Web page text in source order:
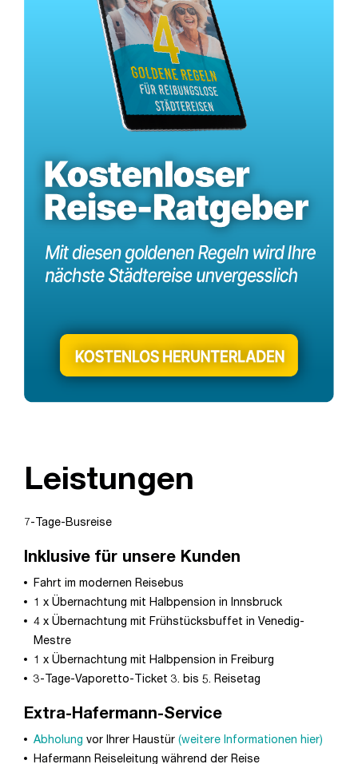
Leistungen
7-Tage-Busreise
Inklusive für unsere Kunden
Fahrt im modernen Reisebus
1 x Übernachtung mit Halbpension in Innsbruck
4 x Übernachtung mit Frühstücksbuffet in Venedig-
Mestre
1 x Übernachtung mit Halbpension in Freiburg
3-Tage-Vaporetto-Ticket 3. bis 5. Reisetag
Extra-Hafermann-Service
Abholung vor Ihrer Haustür (weitere Informationen hier)
Hafermann Reiseleitung während der Reise